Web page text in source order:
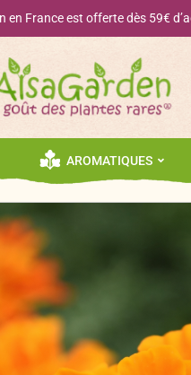
en France est offerte dès 59€
AROMATIQUES